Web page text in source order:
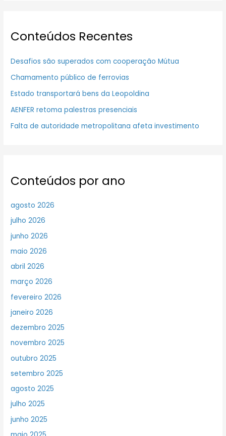
Conteúdos Recentes
Desafios são superados com cooperação Mútua
Chamamento público de ferrovias
Estado transportará bens da Leopoldina
AENFER retoma palestras presenciais
Falta de autoridade metropolitana afeta investimento
Conteúdos por ano
agosto 2026
julho 2026
junho 2026
maio 2026
abril 2026
março 2026
fevereiro 2026
janeiro 2026
dezembro 2025
novembro 2025
outubro 2025
setembro 2025
agosto 2025
julho 2025
junho 2025